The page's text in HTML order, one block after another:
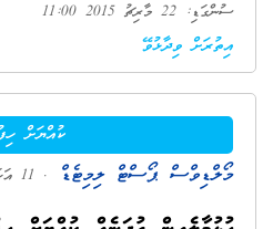
ސުންގަޑި: 22 މާރިޗު 2015 11:00
އިތުރަށް ވިދާޅުވޭ
ކުއްޔަށް
މޯލްޑިވްސް ޕޯސްޓް ލިމިޓެޑް . 11 އަހަރު ކުރިން